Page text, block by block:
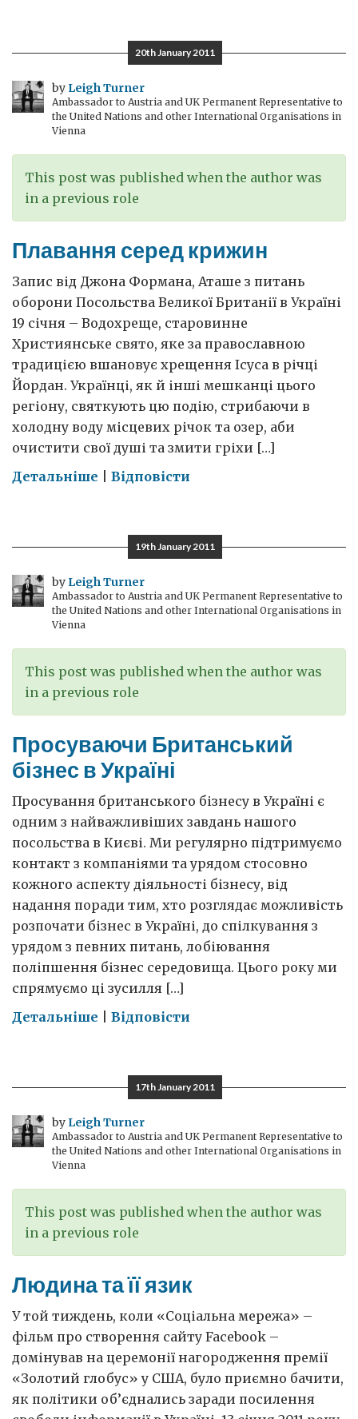
важливість
Конституційного
Суду
20th January 2011
by Leigh Turner
Ambassador to Austria and UK Permanent Representative to
the United Nations and other International Organisations in
Vienna
This post was published when the author was
in a previous role
Плавання серед крижин
Запис від Джона Формана, Аташе з питань
оборони Посольства Великої Британії в Україні
19 січня – Водохреще, старовинне
Християнське свято, яке за православною
традицією вшановує хрещення Ісуса в річці
Йордан. Українці, як й інші мешканці цього
регіону, святкують цю подію, стрибаючи в
холодну воду місцевих річок та озер, аби
очистити свої душі та змити гріхи […]
Детальніше on
крижин
Відповісти
19th January 2011
by Leigh Turner
Ambassador to Austria and UK Permanent Representative to
the United Nations and other International Organisations in
Vienna
This post was published when the author was
in a previous role
Просуваючи Британський
бізнес в Україні
Просування британського бізнесу в Україні є
одним з найважливіших завдань нашого
посольства в Києві. Ми регулярно підтримуємо
контакт з компаніями та урядом стосовно
кожного аспекту діяльності бізнесу, від
надання поради тим, хто розглядає можливість
розпочати бізнес в Україні, до спілкування з
урядом з певних питань, лобіювання
поліпшення бізнес середовища. Цього року ми
спрямуємо ці зусилля […]
Детальніше on
бізнес
Україні
Відповісти
17th January 2011
by Leigh Turner
Ambassador to Austria and UK Permanent Representative to
the United Nations and other International Organisations in
Vienna
This post was published when the author was
in a previous role
Людина та її язик
У той тиждень, коли «Соціальна мережа» –
фільм про створення сайту Facebook –
домінував на церемонії нагородження премії
«Золотий глобус» у США, було приємно бачити,
як політики об’єднались заради посилення